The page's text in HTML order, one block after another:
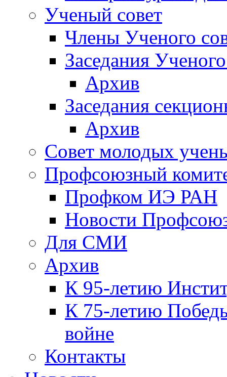
Ученый совет
Члены Ученого
Заседания
Архив
Заседания
Архив
Совет молодых
Профсоюзный
Профком ИЭ РАН
Новости
Для СМИ
Архив
К 95-летию
К 75-летию
войне
Контакты